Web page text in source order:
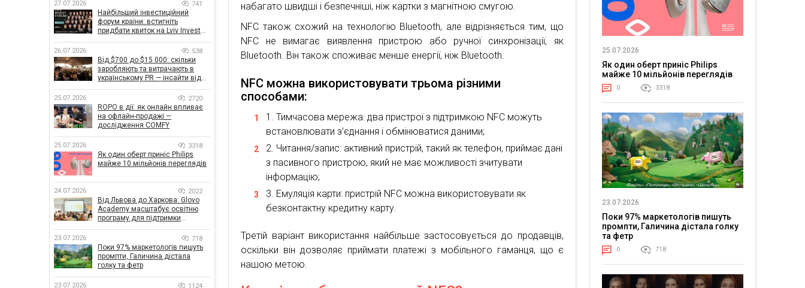
набагато швидші і безпечніші, ніж картки з магнітною смугою.
NFC також схожий на технологію Bluetooth, але відрізняється тим, що
NFC не вимагає виявлення пристрою або ручної синхронізації, як
Bluetooth. Він також споживає менше енергії, ніж Bluetooth.
NFC можна використовувати трьома різними
способами:
Тимчасова мережа: два пристрої з підтримкою NFC можуть
встановлювати з’єднання і обмінюватися даними;
Читання/запис: активний пристрій, такий як телефон, приймає дані
з пасивного пристрою, який не має можливості зчитувати
інформацію;
Емуляція карти: пристрій NFC можна використовувати як
безконтактну кредитну карту.
Третій варіант використання найбільше застосовується до продавців,
оскільки він дозволяє приймати платежі з мобільного гаманця, що є
нашою метою.
27.07.2026 741
Найбільший інвестиційний
форум країни: встигніть
придбати квиток на Lviv Invest
26.07.2026 538
Від $700 до $15 000: скільки
заробляють та витрачають в
українському PR — інсайти від
25.07.2026 2720
ROPO в дії: як онлайн впливає
на офлайн-продажі —
дослідження COMFY
25.07.2026 3318
Як один оберт приніс Philips
майже 10 мільйонів переглядів
24.07.2026 2022
Від Львова до Харкова: Glovo
Academy масштабує освітню
програму для підтримки
23.07.2026 718
Поки 97% маркетологів пишуть
промпти, Галичина дістала
голку та фетр
23.07.2026 1124
25.07.2026
Як один оберт приніс Philips
майже 10 мільйонів переглядів
0 3318
23.07.2026
Поки 97% маркетологів пишуть
промпти, Галичина дістала голку
та фетр
0 718